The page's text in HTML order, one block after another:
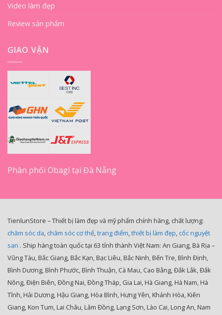
Video làm đẹp
Review sản phẩm
GIAO VẬN
Phân phối Obagi tại Đà Nẵng
TienlunStore – Thiết bị làm đẹp và mỹ phẩm chính hãng, chất lượng:
chăm sóc da, chăm sóc cơ thể,trang điểm,thiết bị làm đẹp, cốc nguyệt
san . Ship hàng toàn quốc tại 63 tỉnh thành Việt Nam: An Giang, Bà Rịa –
Vũng Tàu, Bắc Giang, Bắc Kạn, Bạc Liêu, Bắc Ninh, Bến Tre, Bình Định,
Bình Dương, Bình Phước, Bình Thuận, Cà Mau, Cao Bằng, Đắk Lắk, Đắk
Nông, Điện Biên, Đồng Nai, Đồng Tháp, Gia Lai, Hà Giang, Hà Nam, Hà
Tĩnh, Hải Dương, Hậu Giang, Hòa Bình, Hưng Yên, Khánh Hòa, Kiên
Giang, Kon Tum, Lai Châu, Lâm Đồng, Lạng Sơn, Lào Cai, Long An, Nam